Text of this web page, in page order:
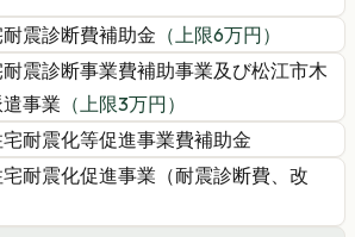
震診断費補助金 （上限6万円）
震診断事業費補助事業及び松江市木
事業 （上限3万円）
耐震化等促進事業費補助金
耐震化促進事業（耐震診断費、改